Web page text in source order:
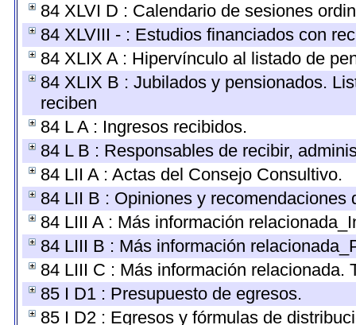
84 XLVI D : Calendario de sesiones
84 XLVIII - : Estudios financiados con
84 XLIX A : Hipervínculo al listado de
84 XLIX B : Jubilados y pensionados.
reciben
84 L A : Ingresos recibidos.
84 L B : Responsables de recibir,
84 LII A : Actas del Consejo Consultivo.
84 LII B : Opiniones y recomendaciones
84 LIII A : Más información
84 LIII B : Más información
84 LIII C : Más información relacionada.
85 I D1 : Presupuesto de egresos.
85 I D2 : Egresos y fórmulas de